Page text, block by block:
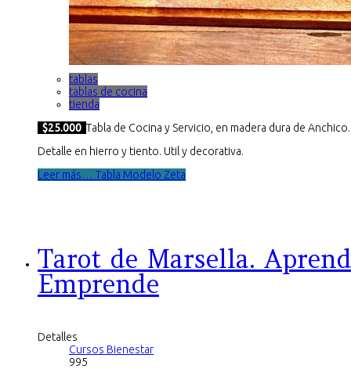
tablas
tablas de cocina
tienda
$25.000 Tabla de Cocina y Servicio, en madera dura de Anchico.
Detalle en hierro y tiento. Util y decorativa.
Leer más… Tabla Modelo Zeta
Tarot de Marsella.
Emprende
Detalles
Cursos Bienestar
995